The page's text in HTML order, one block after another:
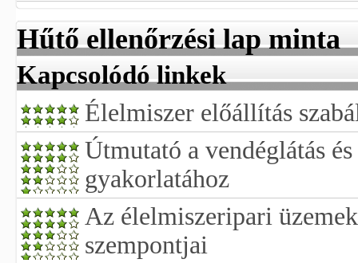
Hűtő ellenőrzési lap minta
Kapcsolódó linkek
Élelmiszer előállítás
Útmutató a vendéglátás
gyakorlatához
Az élelmiszeripari
szempontjai